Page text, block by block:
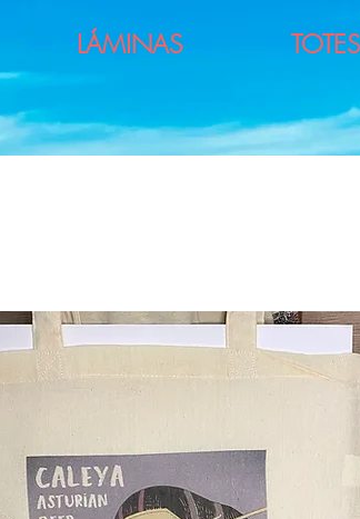
LÁMINAS TOTES